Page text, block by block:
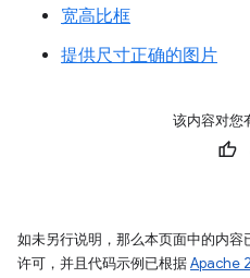
宽高比框
提供尺寸正确的图片
该内容对您
如未另行说明，那么本页面中的内容
许可，并且代码示例已根据Apache